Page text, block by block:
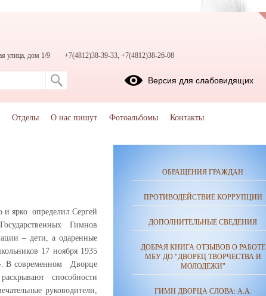
ярко определил Сергей
Гимнов
– дети, а одаренные
17 ноября 1935
В современном Дворце
способности
руководители,
ОБРАЩЕНИЯ ГРАЖДАН
ПРОТИВОДЕЙСТВИЕ КОРРУПЦИИ
ДОПОЛНИТЕЛЬНЫЕ СВЕДЕНИЯ
ДОБРАЯ КНИГА ОТЗЫВОВ О РАБОТЕ
МБУ ДО "ДВОРЕЦ ТВОРЧЕСТВА И
МОЛОДЕЖИ"
ГИМН ДВОРЦА СЛОВА: А.А.
улица, дом 1/9 +7(4812)38-39-33, +7(4812)38-26-08
Версия для слабовидящих
Отделы О нас пишут Фотоальбомы Контакты